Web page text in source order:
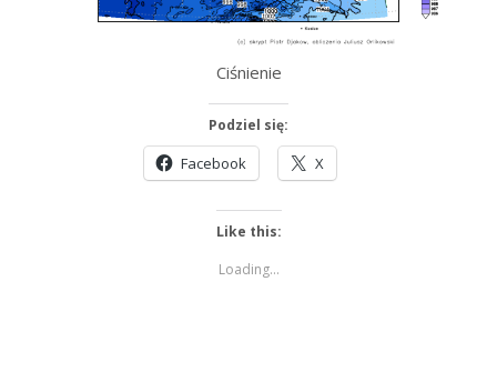
Ciśnienie
Podziel się:
Facebook X
Like this:
Loading...